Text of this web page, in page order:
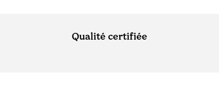
Qualité certifiée